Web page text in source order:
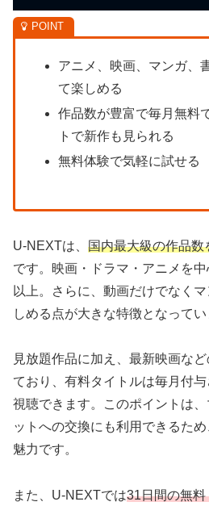
アニメ、映画、マンガ、
て楽しめる
作品数が豊富で毎月無料
トで新作も見られる
無料体験で気軽に試せる
U-NEXTは、 国内最大級の作品数
です。映画・ドラマ・アニメを
以上。さらに、動画だけでなく
しめる点が大きな特徴となってい
見放題作品に加え、最新映画な
ており、有料タイトルは毎月付
視聴できます。このポイントは
ットへの交換にも利用できるた
魅力です。
また、U-NEXTでは31日間の無